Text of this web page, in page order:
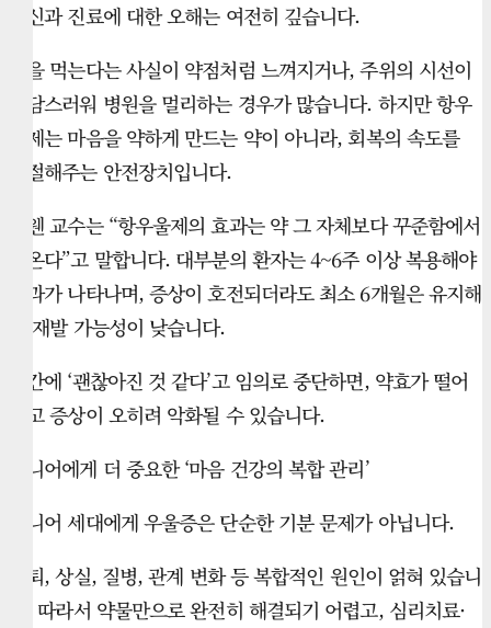
정신과 진료에 대한 오해는 여전히 깊습니다.
약을 먹는다는 사실이 약점처럼 느껴지거나, 주위의 시선이
부담스러워 병원을 멀리하는 경우가 많습니다. 하지만 항우
울제는 마음을 약하게 만드는 약이 아니라, 회복의 속도를
조절해주는 안전장치입니다.
코웬 교수는 “항우울제의 효과는 약 그 자체보다 꾸준함에서
나온다”고 말합니다. 대부분의 환자는 4~6주 이상 복용해야
효과가 나타나며, 증상이 호전되더라도 최소 6개월은 유지해
야 재발 가능성이 낮습니다.
중간에 ‘괜찮아진 것 같다’고 임의로 중단하면, 약효가 떨어
지고 증상이 오히려 악화될 수 있습니다.
시니어에게 더 중요한 ‘마음 건강의 복합 관리’
시니어 세대에게 우울증은 단순한 기분 문제가 아닙니다.
은퇴, 상실, 질병, 관계 변화 등 복합적인 원인이 얽혀 있습니
다. 따라서 약물만으로 완전히 해결되기 어렵고, 심리치료·